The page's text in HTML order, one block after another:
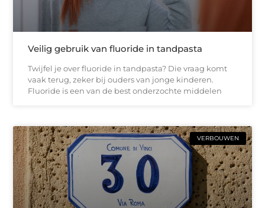
Veilig gebruik van fluoride in tandpasta
Twijfel je over fluoride in tandpasta? Die vraag komt
vaak terug, zeker bij ouders van jonge kinderen.
Fluoride is een van de best onderzochte middelen
VERBOUWEN